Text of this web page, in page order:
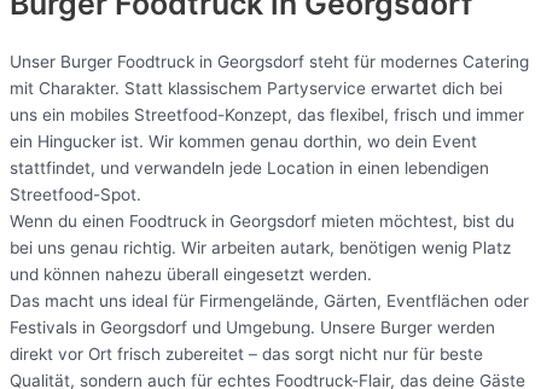
Unser Burger Foodtruck in Georgsdorf steht für modernes Catering
mit Charakter. Statt klassischem Partyservice erwartet dich bei
uns ein mobiles Streetfood-Konzept, das flexibel, frisch und immer
ein Hingucker ist. Wir kommen genau dorthin, wo dein Event
stattfindet, und verwandeln jede Location in einen lebendigen
Streetfood-Spot.
Wenn du einen Foodtruck in Georgsdorf mieten möchtest, bist du
bei uns genau richtig. Wir arbeiten autark, benötigen wenig Platz
und können nahezu überall eingesetzt werden.
Das macht uns ideal für Firmengelände, Gärten, Eventflächen oder
Festivals in Georgsdorf und Umgebung. Unsere Burger werden
direkt vor Ort frisch zubereitet – das sorgt nicht nur für beste
Qualität, sondern auch für echtes Foodtruck-Flair, das deine Gäste